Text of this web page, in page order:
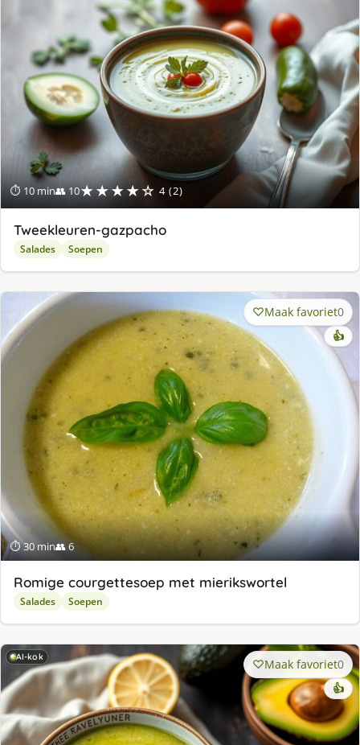
⏱ 10 min👥 10★★★★☆ 4 (2)
Tweekleuren-gazpacho
Salades Soepen
⏱ 30 min👥 6
Maak favoriet0
👍
Romige courgettesoep met mierikswortel
Salades Soepen
AI-kok Maak favoriet0
👍